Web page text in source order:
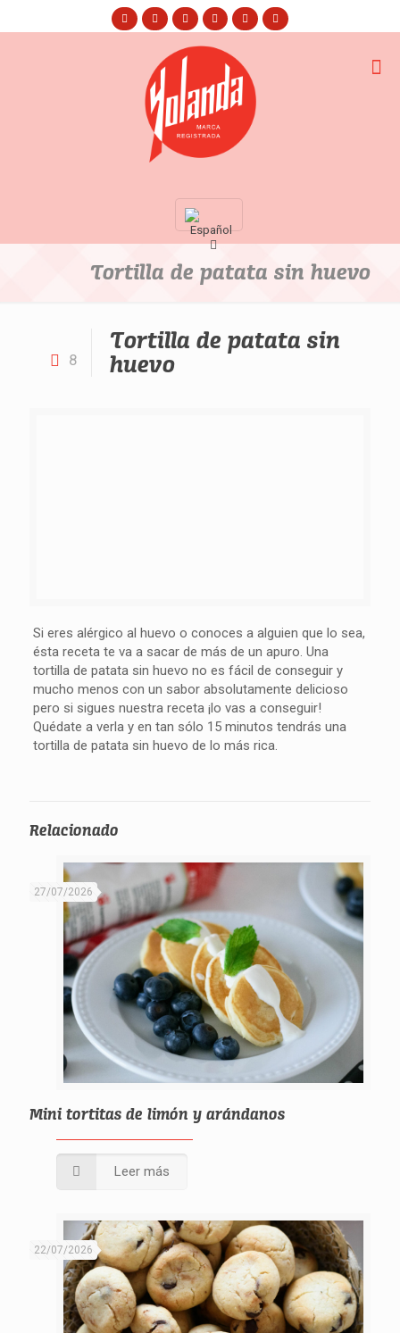
Tortilla de patata sin huevo
8
Tortilla de patata sin
huevo
Si eres alérgico al huevo o conoces a alguien que lo sea,
ésta receta te va a sacar de más de un apuro. Una
tortilla de patata sin huevo no es fácil de conseguir y
mucho menos con un sabor absolutamente delicioso
pero si sigues nuestra receta ¡lo vas a conseguir!
Quédate a verla y en tan sólo 15 minutos tendrás una
tortilla de patata sin huevo de lo más rica.
Relacionado
27/07/2026
Mini tortitas de limón y arándanos
Leer más
22/07/2026